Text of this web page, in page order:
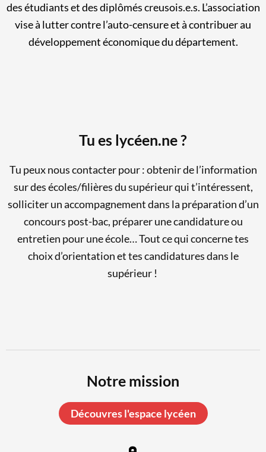
des étudiants et des diplômés creusois.e.s. L’association
vise à lutter contre l’auto-censure et à contribuer au
développement économique du département.
Tu es lycéen.ne ?
Tu peux nous contacter pour :obtenir de l’information
sur des écoles/filières du supérieur qui t’intéressent,
solliciter un accompagnement dans la préparation d’un
concours post-bac, préparer une candidature ou
entretien pour une école…Tout ce qui concerne tes
choix d’orientation et tes candidatures dans le
supérieur !
Notre mission
Découvres l'espace lycéen